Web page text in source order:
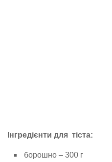
Інгредієнти для тіста:
борошно – 300 г